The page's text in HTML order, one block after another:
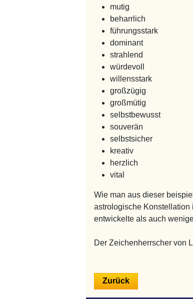
mutig
beharrlich
führungsstark
dominant
strahlend
würdevoll
willensstark
großzügig
großmütig
selbstbewusst
souverän
selbstsicher
kreativ
herzlich
vital
Wie man aus dieser
astrologische
entwickelte als auch
Der Zeichenherrscher von